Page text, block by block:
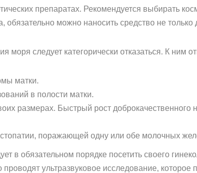
препаратах. Рекомендуется выбирать
можно наносить средство не только
следует категорически отказаться. К ним
матки.
в полости матки.
размерах. Быстрый рост доброкачественного
поражающей одну или обе молочных
в обязательном порядке посетить своего
ультразвуковое исследование, которое